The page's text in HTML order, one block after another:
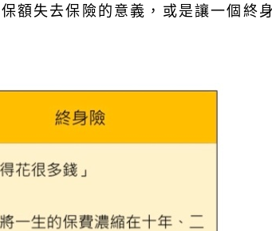
額失去保險的意義，或是讓一個終